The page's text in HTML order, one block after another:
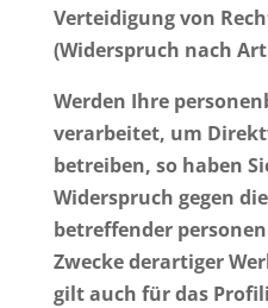
Verteidigung von
(Widerspruch nach
Werden Ihre
verarbeitet, um
betreiben, so haben
Widerspruch gegen
betreffender
Zwecke derartiger
gilt auch für das